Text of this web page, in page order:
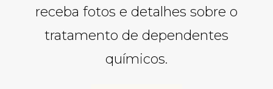
receba fotos e detalhes sobre o
tratamento de dependentes
químicos.